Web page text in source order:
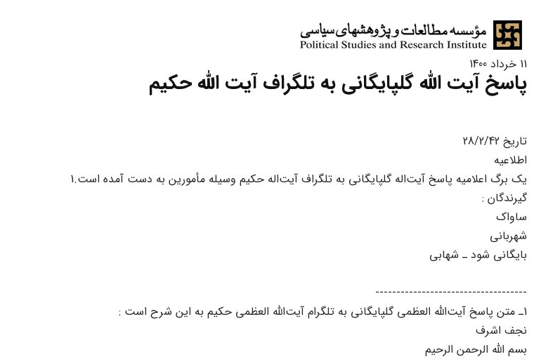
11 خرداد 1400
پاسخ آیت الله گلپایگانی به تلگراف آیت الله حکیم
تاریخ 28/2/42
اطلاعیه
یک برگ اعلامیه پاسخ آیت‌اله گلپایگانى به تلگراف آیت‌اله حکیم وسیله مأمورین به دست آمده است.1
گیرندگان :
ساواک
شهربانى
بایگانى شود ـ شهابى
------------------------------------
1ـ متن پاسخ آیت‌اللّه‌ العظمى گلپایگانى به تلگرام آیت‌اللّه‌ العظمى حکیم به این شرح است :
نجف اشرف
بسم ‌اللّه‌ الرحمن الرحیم